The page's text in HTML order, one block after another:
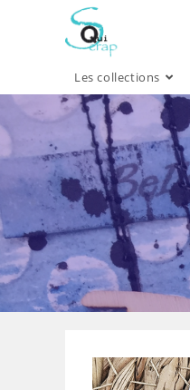
Les collections